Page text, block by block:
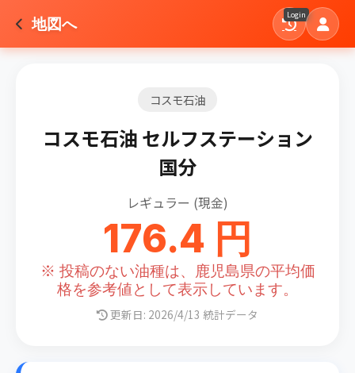
地図へ Login
コスモ石油
コスモ石油 セルフステーション
国分
レギュラー (現金)
176.4 円
※ 投稿のない油種は、鹿児島県の平均価
格を参考値として表示しています。
更新日: 2026/4/13 統計データ